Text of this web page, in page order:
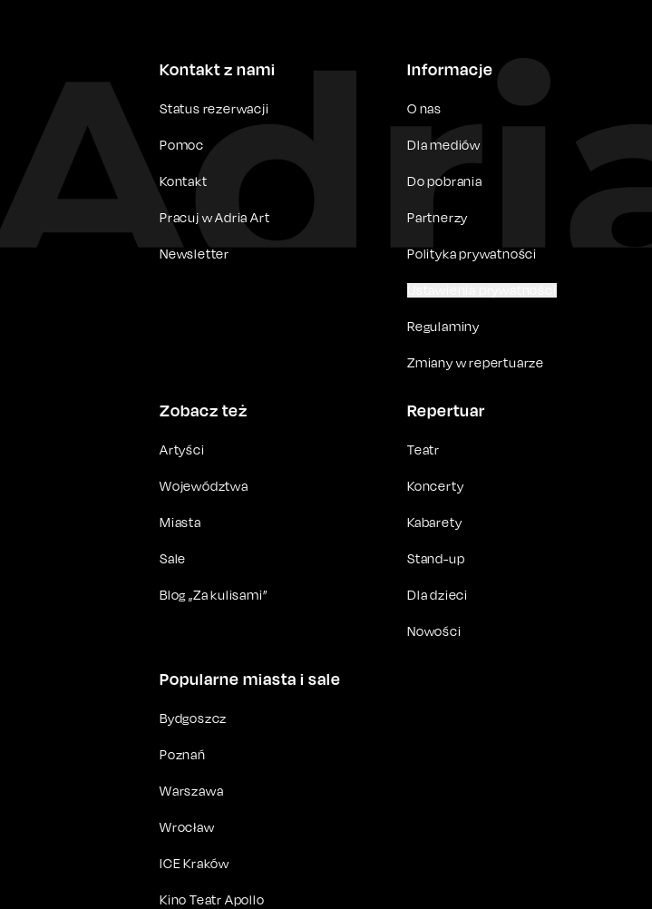
Kontakt z nami
Status rezerwacji
Pomoc
Kontakt
Pracuj w Adria Art
Newsletter
Informacje
O nas
Dla mediów
Do pobrania
Partnerzy
Polityka prywatności
Regulaminy
Zmiany w repertuarze
Zobacz też
Artyści
Województwa
Miasta
Sale
Blog „Za kulisami”
Repertuar
Teatr
Koncerty
Kabarety
Stand-up
Dla dzieci
Nowości
Popularne miasta i sale
Bydgoszcz
Poznań
Warszawa
Wrocław
ICE Kraków
Kino Teatr Apollo